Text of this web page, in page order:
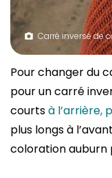
Carré inversé de
Pour changer du
pour un carré
courtsà l’arrière,
plus longs à
coloration auburn